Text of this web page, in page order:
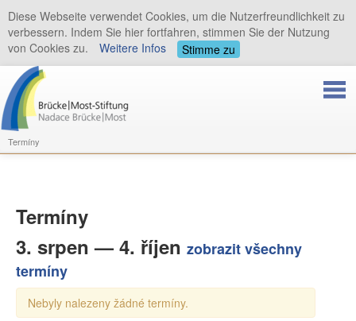
Termíny
Termíny
3. srpen — 4. říjen zobrazit všechny
termíny
Nebyly nalezeny žádné termíny.
Diese Webseite verwendet Cookies, um die Nutzerfreundlichkeit zu
verbessern. Indem Sie hier fortfahren, stimmen Sie der Nutzung
von Cookies zu.
Weitere Infos Stimme zu